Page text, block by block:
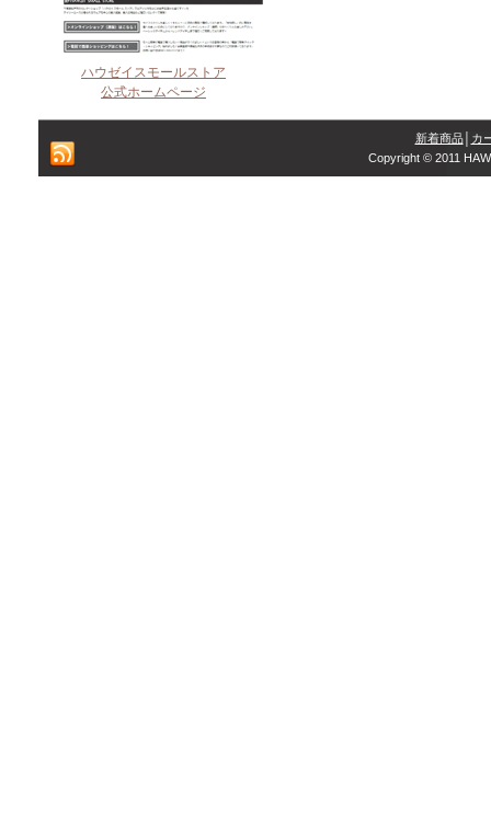
ハウゼイスモールストア
公式ホームページ
新着商品│
カ
Copyright © 2011